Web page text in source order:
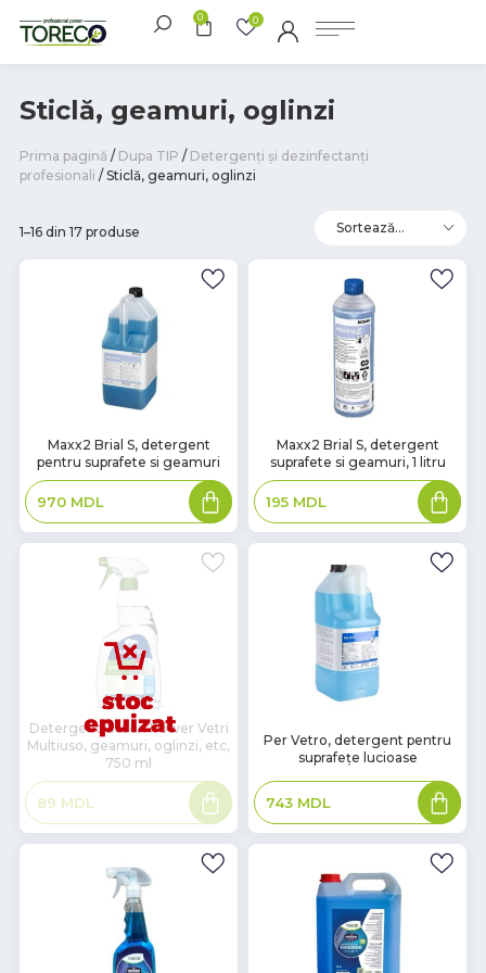
0 0
Sticlă, geamuri, oglinzi
Prima pagină / Dupa TIP / Detergenți și dezinfectanți
profesionali / Sticlă, geamuri, oglinzi
1–16 din 17 produse
наличии
Maxx2 Brial S, detergent
pentru suprafete si geamuri
970 MDL
Adaugă
în
coș
наличии
Maxx2 Brial S, detergent
suprafete si geamuri, 1 litru
195 MDL
Adaugă
în
coș
Detergent Green Power Vetri
Multiuso, geamuri, oglinzi, etc,
750 ml
89 MDL
Citește
mai
mult
В
наличии
Per Vetro, detergent pentru
suprafețe lucioase
743 MDL
Adaugă
în
coș